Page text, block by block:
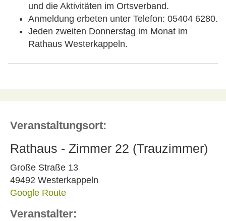
und die Aktivitäten im Ortsverband.
Anmeldung erbeten unter Telefon: 05404 6280.
Jeden zweiten Donnerstag im Monat im
Rathaus Westerkappeln.
Veranstaltungsort:
Rathaus - Zimmer 22 (Trauzimmer)
Große Straße 13
49492 Westerkappeln
Google Route
Veranstalter: